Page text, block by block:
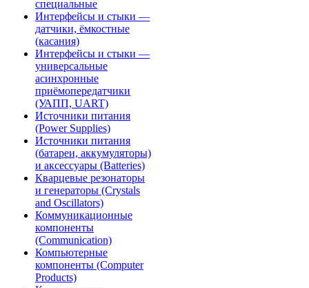
специальные
Интерфейсы и стыки —
датчики, ёмкостные
(касания)
Интерфейсы и стыки —
универсальные
асинхронные
приёмопередатчики
(УАПП, UART)
Источники питания
(Power Supplies)
Источники питания
(батареи, аккумуляторы)
и аксессуары (Batteries)
Кварцевые резонаторы
и генераторы (Crystals
and Oscillators)
Коммуникационные
компоненты
(Communication)
Компьютерные
компоненты (Computer
Products)